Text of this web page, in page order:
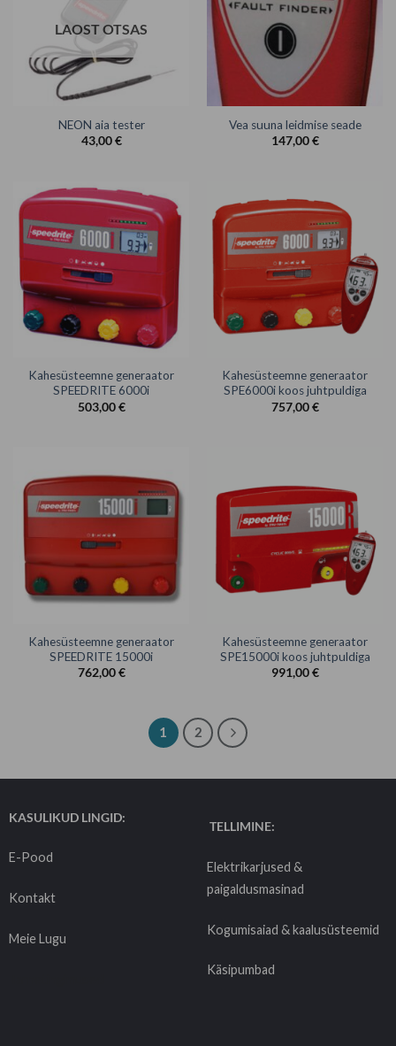
LAOST OTSAS
NEON aia tester
43,00€
Vea suuna leidmise seade
147,00€
Kahesüsteemne generaator
SPEEDRITE 6000i
503,00€
Kahesüsteemne generaator
SPE6000i koos juhtpuldiga
757,00€
Kahesüsteemne generaator
SPEEDRITE 15000i
762,00€
Kahesüsteemne generaator
SPE15000i koos juhtpuldiga
991,00€
1 2
KASULIKUD LINGID:
E-Pood
Kontakt
Meie Lugu
TELLIMINE:
Elektrikarjused &
paigaldusmasinad
Kogumisaiad & kaalusüsteemid
Käsipumbad